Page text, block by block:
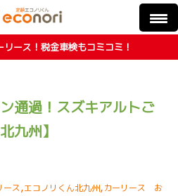
ース！税金車検もコミコミ！
通過！スズキアルトご
九州】
ス,エコノリくん北九州,カーリース お